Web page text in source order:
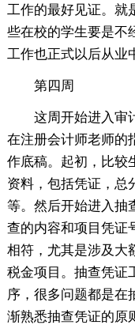
工作的最好见证。就
些在校的学生要是不
工作也正式以后从业
第四周
这周开始进入审
在注册会计师老师的
作底稿。起初，比较
资料，包括凭证，总
等。然后开始进入抽
查的内容和项目凭证
相符，尤其是涉及大
税金项目。抽查凭证
序，很多问题都是在
渐熟悉抽查凭证的原